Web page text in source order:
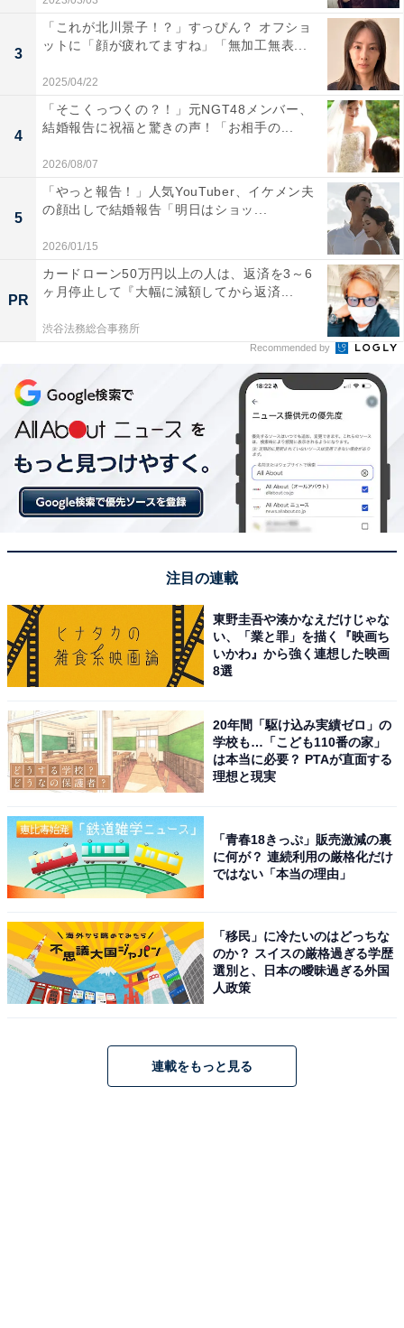
3
「これが北川景子！？」すっぴん？ オフショ
ットに「顔が疲れてますね」「無加工無表...
2025/04/22
4
「そこくっつくの？！」元NGT48メンバー、
結婚報告に祝福と驚きの声！「お相手の...
2026/08/07
5
「やっと報告！」人気YouTuber、イケメン夫
の顔出しで結婚報告「明日はショッ...
2026/01/15
PR
カードローン50万円以上の人は、返済を3～6
ヶ月停止して『大幅に減額してから返済...
渋谷法務総合事務所
Recommended by
注目の連載
東野圭吾や湊かなえだけじゃな
い、「業と罪」を描く『映画ち
いかわ』から強く連想した映画
8選
20年間「駆け込み実績ゼロ」の
学校も…「こども110番の家」
は本当に必要？ PTAが直面する
理想と現実
「青春18きっぷ」販売激減の裏
に何が？ 連続利用の厳格化だけ
ではない「本当の理由」
「移民」に冷たいのはどっちな
のか？ スイスの厳格過ぎる学歴
選別と、日本の曖昧過ぎる外国
人政策
連載をもっと見る